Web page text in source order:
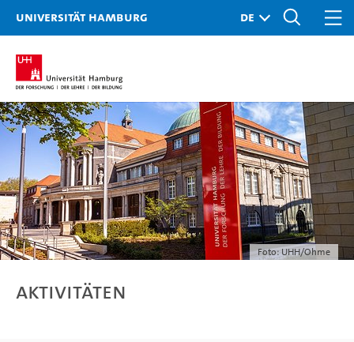
Universität Hamburg
Foto: UHH/Ohme
Aktivitäten